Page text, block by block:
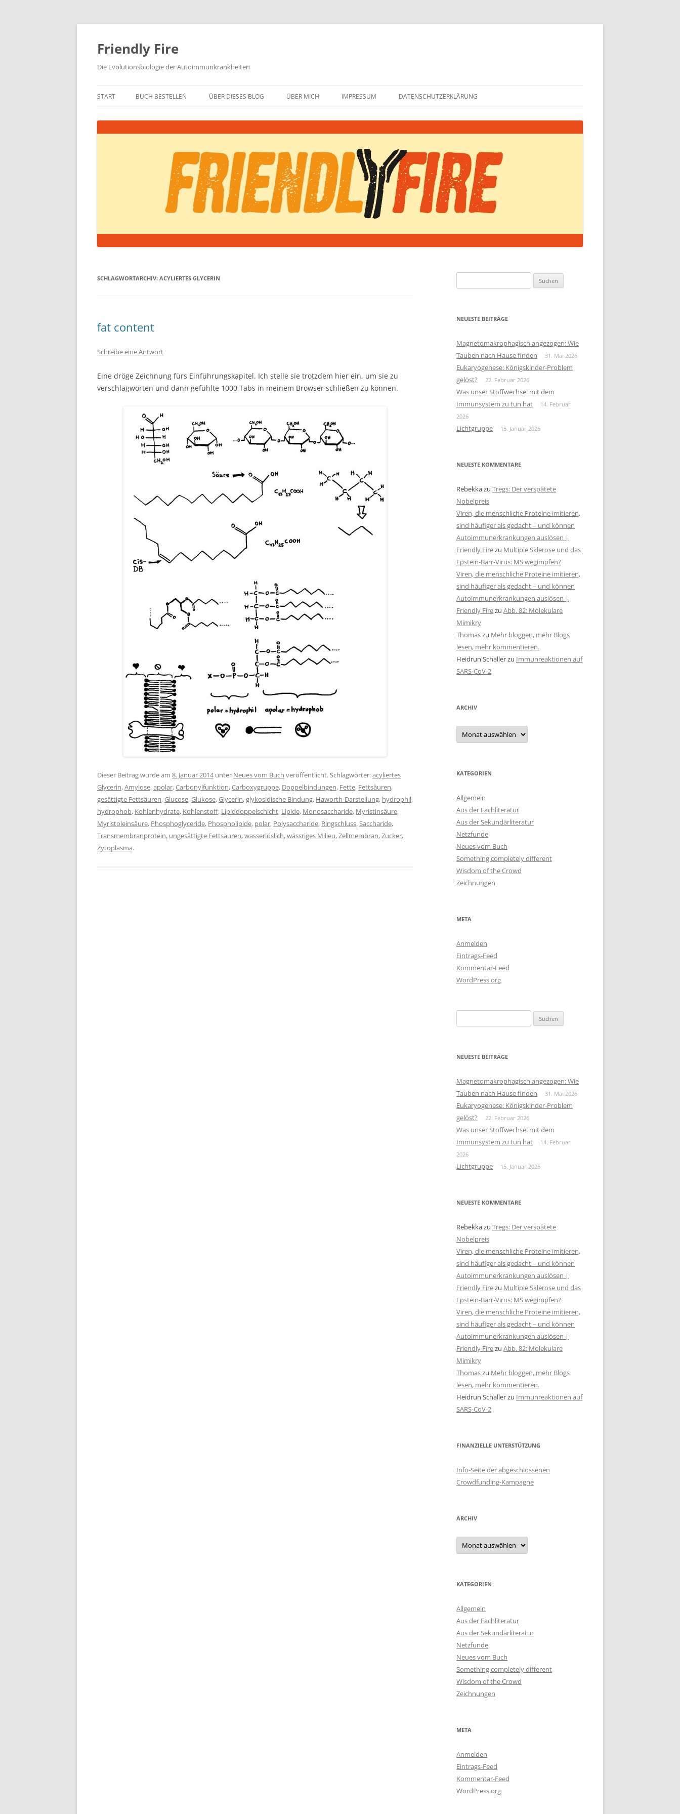
Zum
springen
Friendly Fire
Die Evolutionsbiologie der Autoimmunkrankheiten
START BUCH BESTELLEN ÜBER DIESES BLOG ÜBER MICH IMPRESSUM DATENSCHUTZERKLÄRUNG
SCHLAGWORTARCHIV: ACYLIERTES GLYCERIN
fat content
Schreibe eine Antwort
Eine dröge Zeichnung fürs Einführungskapitel. Ich stelle sie trotzdem hier ein, um sie zu
verschlagworten und dann gefühlte 1000 Tabs in meinem Browser schließen zu können.
Dieser Beitrag wurde am 8. Januar 2014unter Neues vom Buch veröffentlicht. Schlagwörter:acyliertes
Glycerin,Amylose,apolar,Carbonylfunktion,Carboxygruppe, Doppelbindungen, Fette, Fettsäuren,
gesättigte Fettsäuren,Glucose,Glukose,Glycerin,glykosidische Bindung, Haworth-Darstellung, hydrophil,
hydrophob, Kohlenhydrate, Kohlenstoff, Lipiddoppelschicht, Lipide, Monosaccharide, Myristinsäure,
Myristoleinsäure, Phosphoglyceride, Phospholipide, polar, Polysaccharide, Ringschluss,Saccharide,
Transmembranprotein, ungesättigte Fettsäuren,wasserlöslich,wässriges Milieu,Zellmembran,Zucker,
Zytoplasma.
nach:
NEUESTE BEITRÄGE
Magnetomakrophagisch angezogen: Wie
Tauben nach Hause finden
31. Mai 2026
Eukaryogenese: Königskinder-Problem
gelöst?
22. Februar 2026
Was unser Stoffwechsel mit dem
Immunsystem zu tun hat
14. Februar
2026
Lichtgruppe 15. Januar 2026
NEUESTE KOMMENTARE
Rebekkazu Tregs: Der verspätete
Nobelpreis
Viren, die menschliche Proteine imitieren,
sind häufiger als gedacht – und können
Autoimmunerkrankungen auslösen |
Friendly Firezu Multiple Sklerose und das
Epstein-Barr-Virus: MS wegimpfen?
Viren, die menschliche Proteine imitieren,
sind häufiger als gedacht – und können
Autoimmunerkrankungen auslösen |
Friendly Firezu Abb. 82: Molekulare
Mimikry
Thomaszu Mehr bloggen, mehr Blogs
lesen, mehr kommentieren.
Heidrun Schallerzu Immunreaktionen auf
SARS-CoV-2
ARCHIV
Archiv
KATEGORIEN
Allgemein
Aus der Fachliteratur
Aus der Sekundärliteratur
Netzfunde
Neues vom Buch
Something completely different
Wisdom of the Crowd
Zeichnungen
META
Anmelden
Eintrags-Feed
Kommentar-Feed
WordPress.org
nach:
NEUESTE BEITRÄGE
Magnetomakrophagisch angezogen: Wie
Tauben nach Hause finden
31. Mai 2026
Eukaryogenese: Königskinder-Problem
gelöst?
22. Februar 2026
Was unser Stoffwechsel mit dem
Immunsystem zu tun hat
14. Februar
2026
Lichtgruppe 15. Januar 2026
NEUESTE KOMMENTARE
Rebekkazu Tregs: Der verspätete
Nobelpreis
Viren, die menschliche Proteine imitieren,
sind häufiger als gedacht – und können
Autoimmunerkrankungen auslösen |
Friendly Firezu Multiple Sklerose und das
Epstein-Barr-Virus: MS wegimpfen?
Viren, die menschliche Proteine imitieren,
sind häufiger als gedacht – und können
Autoimmunerkrankungen auslösen |
Friendly Firezu Abb. 82: Molekulare
Mimikry
Thomaszu Mehr bloggen, mehr Blogs
lesen, mehr kommentieren.
Heidrun Schallerzu Immunreaktionen auf
SARS-CoV-2
FINANZIELLE UNTERSTÜTZUNG
Info-Seite der abgeschlossenen
Crowdfunding-Kampagne
ARCHIV
Archiv
KATEGORIEN
Allgemein
Aus der Fachliteratur
Aus der Sekundärliteratur
Netzfunde
Neues vom Buch
Something completely different
Wisdom of the Crowd
Zeichnungen
META
Anmelden
Eintrags-Feed
Kommentar-Feed
WordPress.org